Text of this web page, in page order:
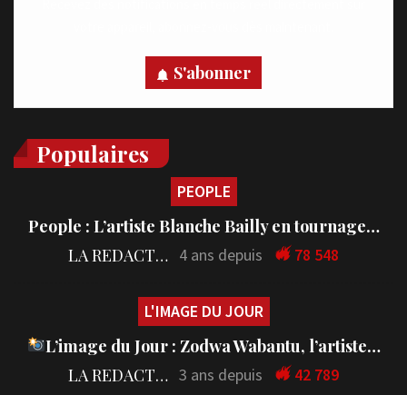
S'abonner
Populaires
PEOPLE
People : L’artiste Blanche Bailly en tournage…
LA REDACTION 4 ans depuis 78 548
L'IMAGE DU JOUR
L’image du Jour : Zodwa Wabantu, l’artiste…
LA REDACTION 3 ans depuis 42 789